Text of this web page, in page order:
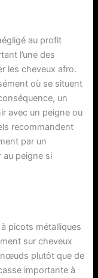
au profit
l’une des
les cheveux afro.
où se situent
un
avec un peigne ou
recommandent
par un
au peigne si
picots métalliques
sur cheveux
plutôt que de
importante à